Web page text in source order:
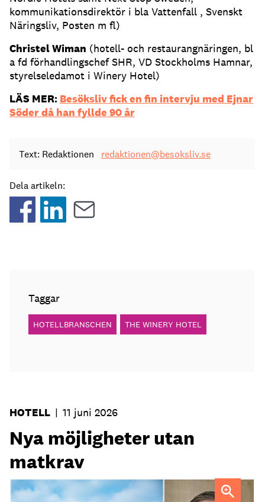
kommunikationsdirektör i bla Vattenfall , Svenskt
Näringsliv, Posten m fl)
Christel Wiman (hotell- och restaurangnäringen, bl
a fd förhandlingschef SHR, VD Stockholms Hamnar,
styrelseledamot i Winery Hotel)
LÄS MER: Besöksliv fick en fin intervju med Ejnar
Söder då han fyllde 90 år
Text: Redaktionen redaktionen@besoksliv.se
Dela artikeln:
Taggar
HOTELLBRANSCHEN THE WINERY HOTEL
HOTELL | 11 juni 2026
Nya möjligheter utan
matkrav
Tobias Lillrud